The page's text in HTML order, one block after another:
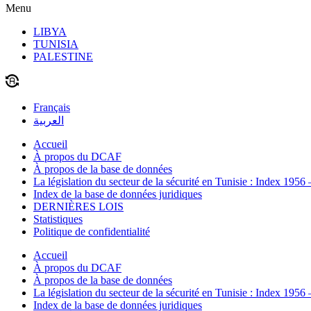
Menu
LIBYA
TUNISIA
PALESTINE
Français
العربية
Accueil
À propos du DCAF
À propos de la base de données
La législation du secteur de la sécurité en Tunisie : Index 1956
Index de la base de données juridiques
DERNIÈRES LOIS
Statistiques
Politique de confidentialité
Accueil
À propos du DCAF
À propos de la base de données
La législation du secteur de la sécurité en Tunisie : Index 1956
Index de la base de données juridiques